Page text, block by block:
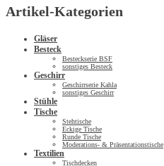
Artikel-Kategorien
Gläser
Besteck
Besteckserie BSF
sonstiges Besteck
Geschirr
Geschirrserie Kahla
sonstiges Geschirr
Stühle
Tische
Stehtische
Eckige Tische
Runde Tische
Moderations- & Präsentationstische
Textilien
Tischdecken